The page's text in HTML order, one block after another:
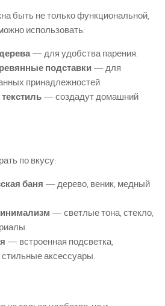
быть не только функциональной,
использовать:
— для удобства парения.
подставки — для
принадлежностей.
— создадут домашний
по вкусу:
баня — дерево, веник, медный
— светлые тона, стекло,
— встроенная подсветка,
аксессуары.